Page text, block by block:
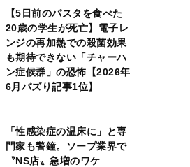
【5日前のパスタを食べた
20歳の学生が死亡】電子レ
ンジの再加熱での殺菌効果
も期待できない「チャーハ
ン症候群」の恐怖【2026年
6月バズり記事1位】
「性感染症の温床に」と専
門家も警鐘。ソープ業界で
〝NS店〟急増のワケ